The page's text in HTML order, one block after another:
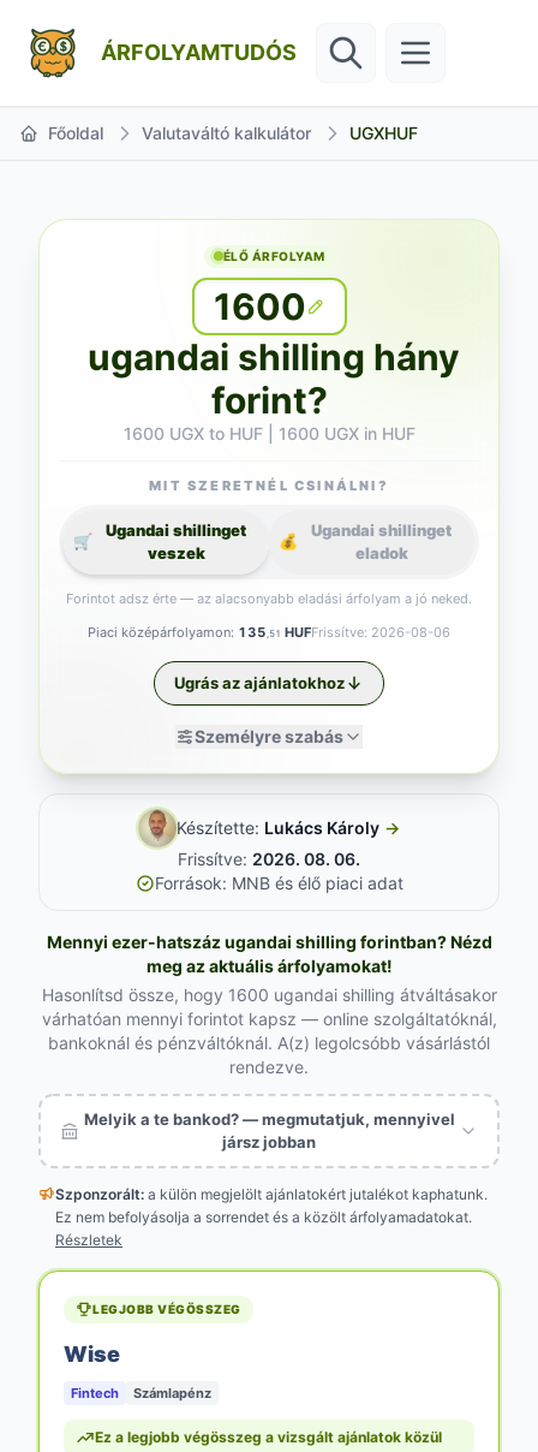
ÁRFOLYAMTUDÓS
Főoldal Valutaváltó kalkulátor UGXHUF
ÉLŐ ÁRFOLYAM
1600
ugandai shilling hány
forint?
1600 UGX to HUF | 1600 UGX in HUF
Piaci középárfolyamon: 135 ,51 HUFFrissítve: 2026-08-06
Személyre szabás
MIT SZERETNÉL CSINÁLNI?
🛒
Ugandai shillinget
veszek
💰
Ugandai shillinget
eladok
Forintot adsz érte — az alacsonyabb eladási árfolyam a jó neked.
Ugrás az ajánlatokhoz
Készítette: Lukács Károly →
Frissítve: 2026. 08. 06.
Források: MNB és élő piaci adat
Mennyi ezer-hatszáz ugandai shilling forintban? Nézd
meg az aktuális árfolyamokat!
Hasonlítsd össze, hogy 1600 ugandai shilling átváltásakor
várhatóan mennyi forintot kapsz — online szolgáltatóknál,
bankoknál és pénzváltóknál. A(z) legolcsóbb vásárlástól
rendezve.
Melyik a te bankod? — megmutatjuk, mennyivel
jársz jobban
Szponzorált: a külön megjelölt ajánlatokért jutalékot kaphatunk.
Ez nem befolyásolja a sorrendet és a közölt árfolyamadatokat.
Részletek
LEGJOBB VÉGÖSSZEG
Wise
Fintech Számlapénz
Ez a legjobb végösszeg a vizsgált ajánlatok közül